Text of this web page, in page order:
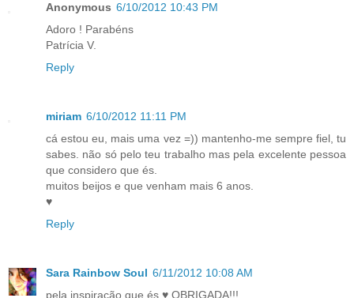
Anonymous 6/10/2012 10:43 PM
Adoro ! Parabéns
Patrícia V.
Reply
miriam 6/10/2012 11:11 PM
cá estou eu, mais uma vez =)) mantenho-me sempre fiel, tu
sabes. não só pelo teu trabalho mas pela excelente pessoa
que considero que és.
muitos beijos e que venham mais 6 anos.
♥
Reply
Sara Rainbow Soul 6/11/2012 10:08 AM
pela inspiração que és ♥ OBRIGADA!!!